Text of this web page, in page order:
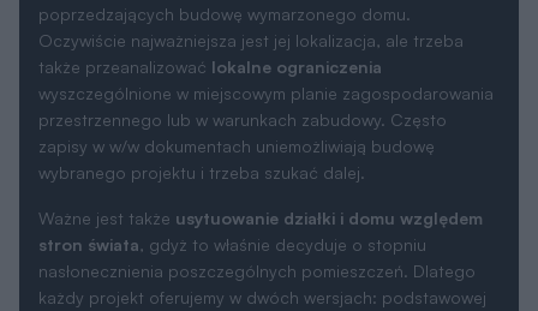
poprzedzających budowę wymarzonego domu.
Oczywiście najważniejsza jest jej lokalizacja, ale trzeba
także przeanalizować lokalne ograniczenia
wyszczególnione w miejscowym planie zagospodarowania
przestrzennego lub w warunkach zabudowy. Często
zapisy w w/w dokumentach uniemożliwiają budowę
wybranego projektu i trzeba szukać dalej.
Ważne jest także usytuowanie działki i domu względem
stron świata, gdyż to właśnie decyduje o stopniu
nasłonecznienia poszczególnych pomieszczeń. Dlatego
każdy projekt oferujemy w dwóch wersjach: podstawowej